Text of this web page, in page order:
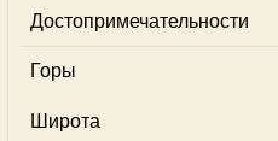
Достопримечательности
Горы
Широта